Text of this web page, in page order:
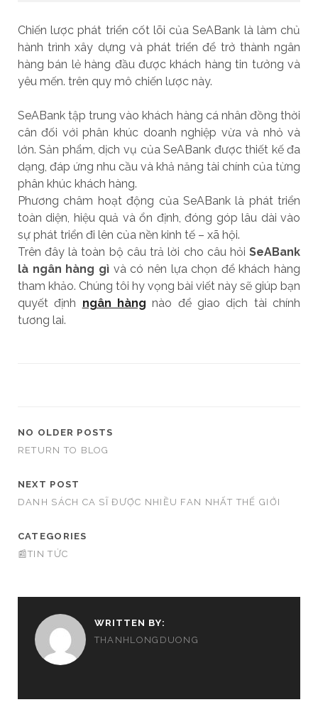
Chiến lược phát triển cốt lõi của SeABank là làm chủ
hành trình xây dựng và phát triển để trở thành ngân
hàng bán lẻ hàng đầu được khách hàng tin tưởng và
yêu mến. trên quy mô chiến lược này.
SeABank tập trung vào khách hàng cá nhân đồng thời
cân đối với phân khúc doanh nghiệp vừa và nhỏ và
lớn. Sản phẩm, dịch vụ của SeABank được thiết kế đa
dạng, đáp ứng nhu cầu và khả năng tài chính của từng
phân khúc khách hàng.
Phương châm hoạt động của SeABank là phát triển
toàn diện, hiệu quả và ổn định, đóng góp lâu dài vào
sự phát triển đi lên của nền kinh tế – xã hội.
Trên đây là toàn bộ câu trả lời cho câu hỏi SeABank
là ngân hàng gì và có nên lựa chọn để khách hàng
tham khảo. Chúng tôi hy vọng bài viết này sẽ giúp bạn
quyết định ngân hàng nào để giao dịch tài chính
tương lai.
NO OLDER POSTS
RETURN TO BLOG
NEXT POST
DANH SÁCH CA SĨ ĐƯỢC NHIỀU FAN NHẤT THẾ GIỚI
CATEGORIES
📰TIN TỨC
WRITTEN BY:
THANHLONGDUONG